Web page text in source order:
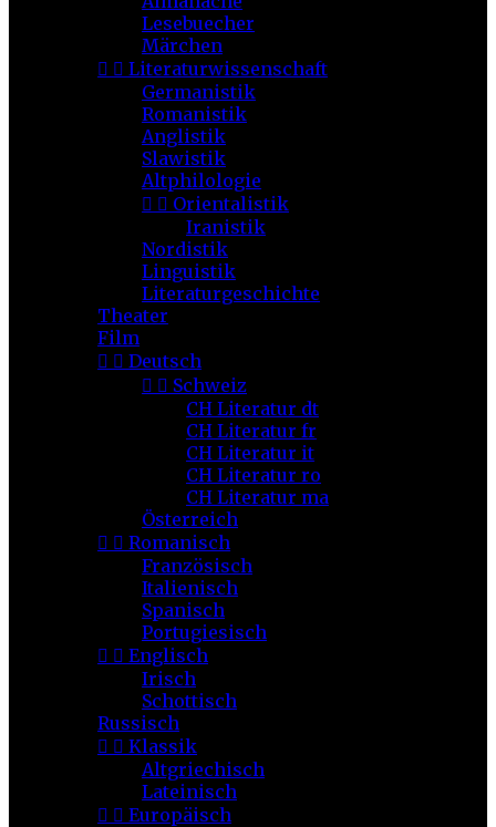
Lesebuecher
Märchen
  Literaturwissenschaft
Germanistik
Romanistik
Anglistik
Slawistik
Altphilologie
  Orientalistik
Iranistik
Nordistik
Linguistik
Literaturgeschichte
Theater
Film
  Deutsch
  Schweiz
CH Literatur dt
CH Literatur fr
CH Literatur it
CH Literatur ro
CH Literatur ma
Österreich
  Romanisch
Französisch
Italienisch
Spanisch
Portugiesisch
  Englisch
Irisch
Schottisch
Russisch
  Klassik
Altgriechisch
Lateinisch
  Europäisch